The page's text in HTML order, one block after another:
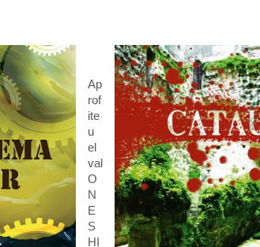
Ap
rof
ite
u
el
val
O
N
E
S
HI